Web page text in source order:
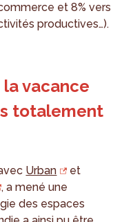
et 8% vers
productives…).
vacance
totalement
Urban
et
, a mené une
des espaces